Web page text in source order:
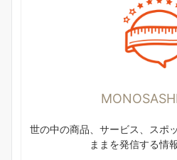
世の中の商品、サービス、スポ
ままを発信する情